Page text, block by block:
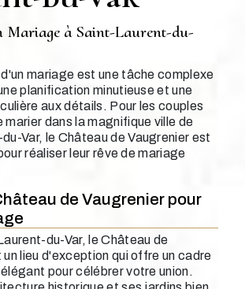
Mariage à Saint-Laurent-du-
mariage est une tâche complexe
planification minutieuse et une
aux détails. Pour les couples
marier dans la magnifique ville de
Var, le Château de Vaugrenier est
réaliser leur rêve de mariage
de Vaugrenier pour
du-Var, le Château de
un lieu d'exception qui offre un cadre
pour célébrer votre union.